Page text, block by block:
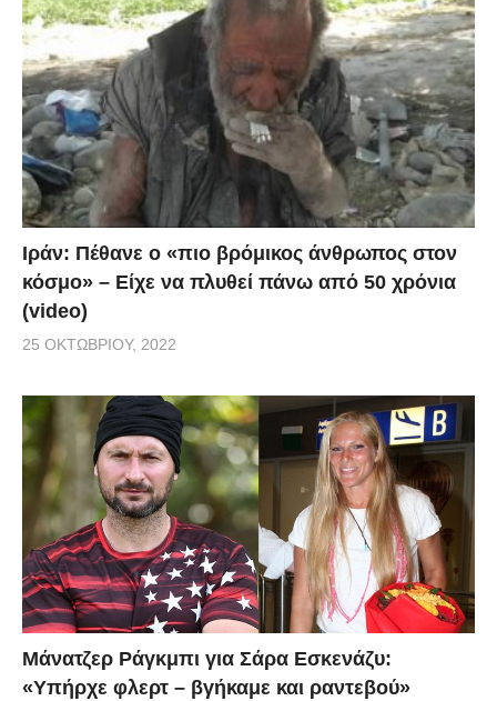
Ιράν: Πέθανε ο «πιο βρόμικος άνθρωπος στον
κόσμο» – Είχε να πλυθεί πάνω από 50 χρόνια
(video)
25 ΟΚΤΩΒΡΊΟΥ, 2022
Μάνατζερ Ράγκμπι για Σάρα Εσκενάζυ:
«Υπήρχε φλερτ – βγήκαμε και ραντεβού»